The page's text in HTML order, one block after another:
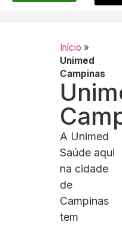
Início »
Unimed
Campinas
A Unimed
Saúde aqui
na cidade
de
Campinas
tem